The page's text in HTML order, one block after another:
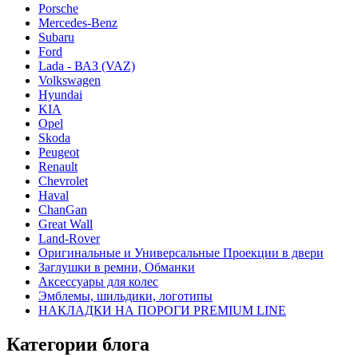
Porsche
Mercedes-Benz
Subaru
Ford
Lada - ВАЗ (VAZ)
Volkswagen
Hyundai
KIA
Opel
Skoda
Peugeot
Renault
Chevrolet
Haval
ChanGan
Great Wall
Land-Rover
Оригинальные и Универсальные Проекции в двери
Заглушки в ремни, Обманки
Аксессуары для колес
Эмблемы, шильдики, логотипы
НАКЛАДКИ НА ПОРОГИ PREMIUM LINE
Категории блога